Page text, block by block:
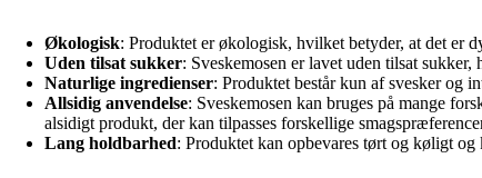
Økologisk: Produktet er økologisk, hvilket betyder, at det er
Uden tilsat sukker: Sveskemosen er lavet uden tilsat
Naturlige ingredienser: Produktet består kun af svesker og
Allsidig anvendelse: Sveskemosen kan bruges på mange
alsidigt produkt, der kan tilpasses forskellige
Lang holdbarhed: Produktet kan opbevares tørt og køligt